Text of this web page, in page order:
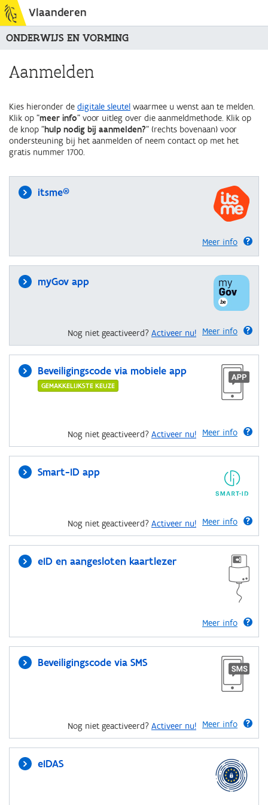
Vlaanderen
ONDERWIJS EN VORMING
Aanmelden
Kies hieronder de digitale sleutel waarmee u wenst aan te melden.
Klik op "meer info" voor uitleg over die aanmeldmethode. Klik op
de knop "hulp nodig bij aanmelden?" (rechts bovenaan) voor
ondersteuning bij het aanmelden of neem contact op met het
gratis nummer 1700.
itsme®
Meer info
myGov app
Meer info
Nog niet geactiveerd? Activeer nu!
Beveiligingscode via mobiele app
GEMAKKELIJKSTE KEUZE
Meer info
Nog niet geactiveerd? Activeer nu!
Smart-ID app
Meer info
Nog niet geactiveerd? Activeer nu!
eID en aangesloten kaartlezer
Meer info
Beveiligingscode via SMS
Meer info
Nog niet geactiveerd? Activeer nu!
eIDAS